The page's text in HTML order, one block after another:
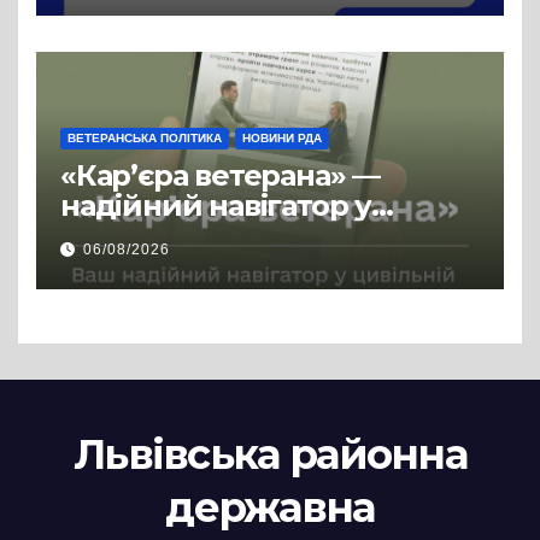
ВЕТЕРАНСЬКА ПОЛІТИКА НОВИНИ РДА
«Кар’єра ветерана» —
надійний навігатор у
цивільній професії
06/08/2026
Львівська районна
державна